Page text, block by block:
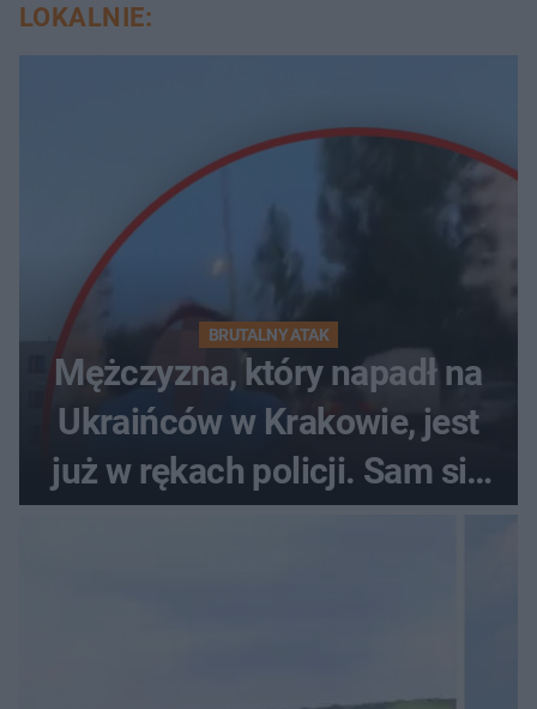
LOKALNIE:
BRUTALNY ATAK
Mężczyzna, który napadł na
Ukraińców w Krakowie, jest
już w rękach policji. Sam się